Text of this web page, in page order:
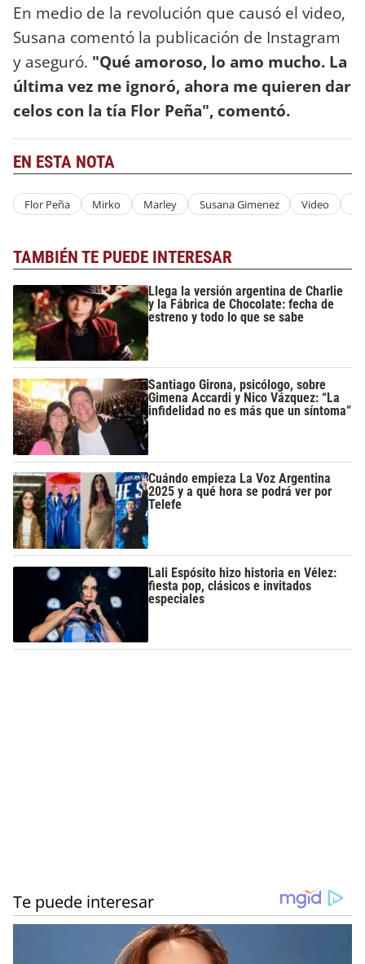
En medio de la revolución que causó el video,
Susana comentó la publicación de Instagram
y aseguró. "Qué amoroso, lo amo mucho. La
última vez me ignoró, ahora me quieren dar
celos con la tía Flor Peña", comentó.
EN ESTA NOTA
Flor Peña Mirko Marley Susana Gimenez Video
TAMBIÉN TE PUEDE INTERESAR
Llega la versión argentina de Charlie
y la Fábrica de Chocolate: fecha de
estreno y todo lo que se sabe
Santiago Girona, psicólogo, sobre
Gimena Accardi y Nico Vázquez: “La
infidelidad no es más que un síntoma”
Cuándo empieza La Voz Argentina
2025 y a qué hora se podrá ver por
Telefe
Lali Espósito hizo historia en Vélez:
fiesta pop, clásicos e invitados
especiales